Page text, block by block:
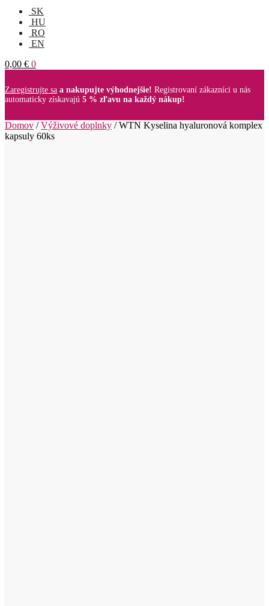
SK
HU
RO
EN
0,00 € 0
Zaregistrujte sa a nakupujte výhodnejšie! Registrovaní zákazníci u nás
automaticky získavajú 5 % zľavu na každý nákup!
Domov /Výživové doplnky /WTN Kyselina hyaluronová komplex
kapsuly 60ks